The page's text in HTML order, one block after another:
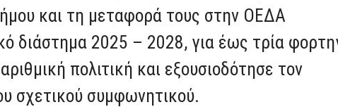
και τη μεταφορά τους στην ΟΕΔΑ
διάστημα 2025 – 2028, για έως τρία
πολιτική και εξουσιοδότησε τον
σχετικού συμφωνητικού.